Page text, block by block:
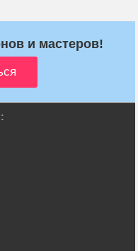
и мастеров!